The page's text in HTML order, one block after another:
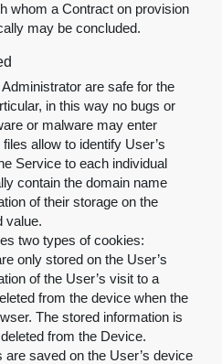
whom a Contract on provision
may be concluded.
are safe for the
in this way no bugs or
or malware may enter
allow to identify User’s
Service to each individual
contain the domain name
of their storage on the
value.
two types of cookies:
only stored on the User’s
of the User’s visit to a
from the device when the
The stored information is
from the Device.
are saved on the User’s device